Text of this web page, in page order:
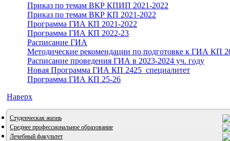
Приказ по темам ВКР КПИП 2021-2022
Приказ по темам ВКР КП 2021-2022
Программа ГИА КП 2021-2022
Программа ГИА КП 2022-23
Расписание ГИА
Методические рекомендации по подготовке к ГИА КП
Расписание проведения ГИА в 2023-2024 уч. году
Новая Программа ГИА КП 2425_специалитет
Программа ГИА КП 25-26
Наверх
Студенческая жизнь
Среднее профессиональное образование
Лечебный факультет